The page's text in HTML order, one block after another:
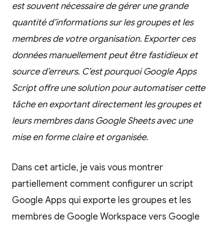
est souvent nécessaire de gérer une grande
quantité d’informations sur les groupes et les
membres de votre organisation. Exporter ces
données manuellement peut être fastidieux et
source d’erreurs. C’est pourquoi Google Apps
Script offre une solution pour automatiser cette
tâche en exportant directement les groupes et
leurs membres dans Google Sheets avec une
mise en forme claire et organisée.
Dans cet article, je vais vous montrer
partiellement comment configurer un script
Google Apps qui exporte les groupes et les
membres de Google Workspace vers Google